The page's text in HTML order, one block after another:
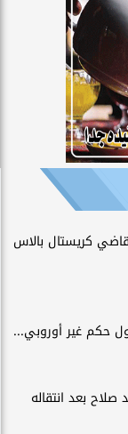
كريستال بالاس
حكم غير أوروبي...
بعد انتقاله